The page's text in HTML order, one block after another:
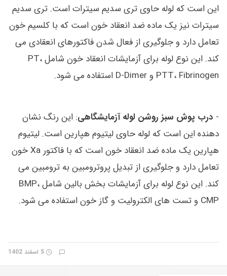
این است که لوله حاوی تری سدیم سیترات است. تری سدیم
سیترات نیز یک ماده ضد انعقاد خون است که با کلسیم خون
تعامل دارد و جلوگیری از فعال شدن فاکتورهای انعقادی می
کند. این نوع لوله برای آزمایشات انعقاد خون شامل PT،
PTT، Fibrinogen و D-Dimer استفاده می شود.
- درب پوش سبز روشن لوله آزمایشگاهی: این رنگ نشان
دهنده این است که لوله حاوی لیتیوم هپارین است. لیتیوم
هپارین یک ماده ضد انعقاد خون است که با فاکتور Xa خون
تعامل دارد و جلوگیری از تبدیل پروترومبین به ترومبین می
کند. این نوع لوله برای آزمایشات بخش بالین شامل BMP،
CMP و تست های الکترولیت و گاز خون استفاده می شود.
5 اسفند 1402